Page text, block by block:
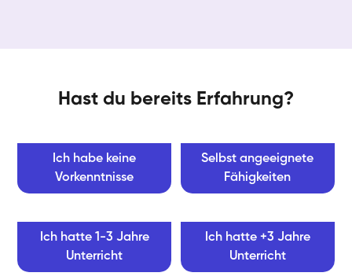
Hast du bereits Erfahrung?
Ich habe keine
Vorkenntnisse
Selbst angeeignete
Fähigkeiten
Ich hatte 1-3 Jahre
Unterricht
Ich hatte +3 Jahre
Unterricht